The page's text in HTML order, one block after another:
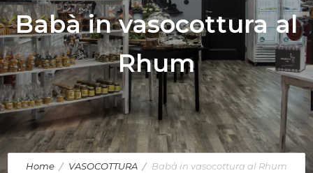
Babà in vasocottura al
Rhum
Home VASOCOTTURA Babà in vasocottura al Rhum